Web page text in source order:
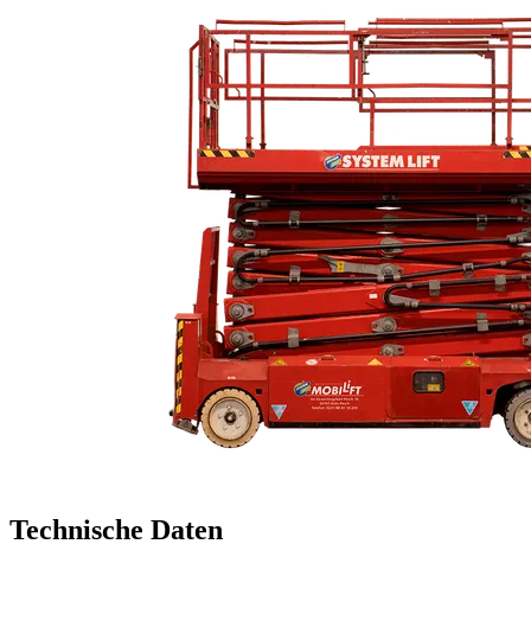
Technische Daten